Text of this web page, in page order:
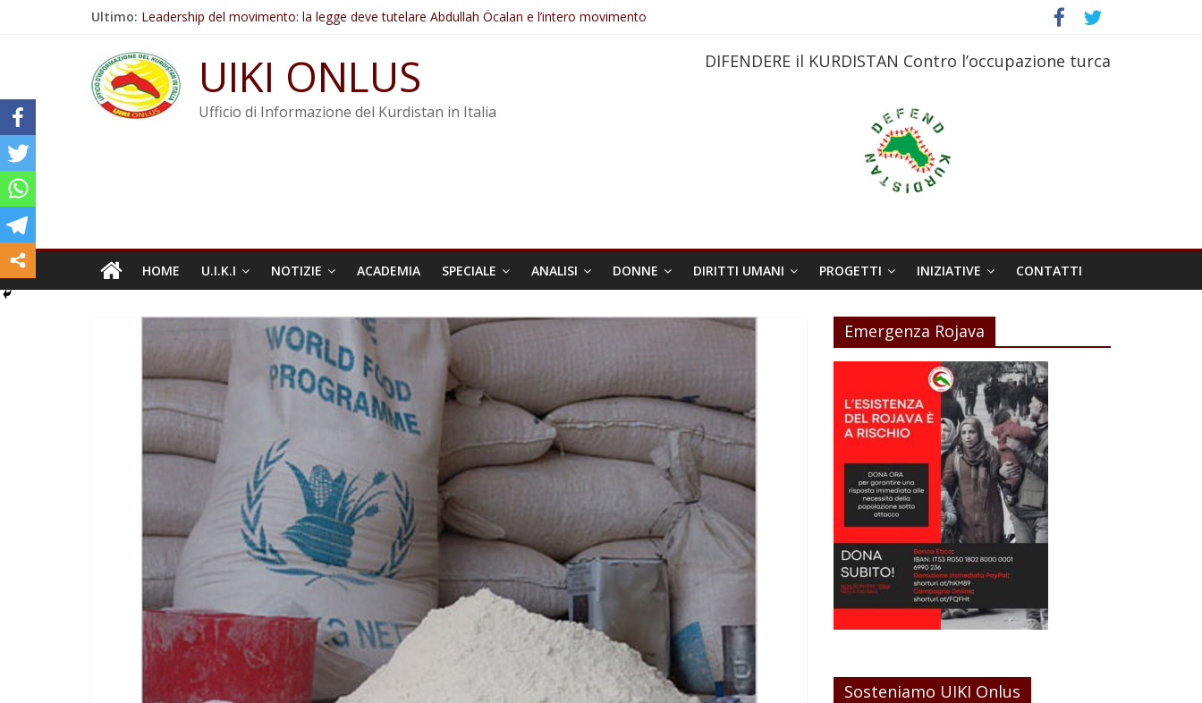
Ultimo: Leadership del movimento: la legge deve tutelare Abdullah Öcalan e l’intero movimento
Non tenere conto della situazione di Rêber Apo ostacolerebbe l’attuazione della legge
Il KNK chiede un’azione internazionale contro i crimini di guerra dell’Iran
Abdullah Öcalan: Le legge negativa deve essere trasformata in legge positiva
UIKI ONLUS
Ufficio di Informazione del Kurdistan in Italia
DIFENDERE il KURDISTAN Contro l’occupazione turca
HOME U.I.K.I NOTIZIE ACADEMIA SPECIALE ANALISI DONNE DIRITTI UMANI PROGETTI INIZIATIVE CONTATTI
Emergenza Rojava
Sosteniamo UIKI Onlus